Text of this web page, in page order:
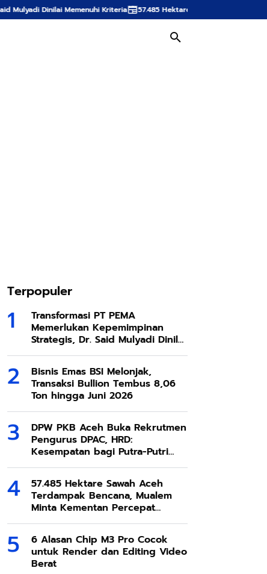
Memenuhi Kriteria 57.485 Hektare Sawah Aceh Terdampak Bencana,
Terpopuler
Transformasi PT PEMA
Memerlukan Kepemimpinan
Strategis, Dr. Said Mulyadi Dinilai
Memenuhi Kriteria
Bisnis Emas BSI Melonjak,
Transaksi Bullion Tembus 8,06
Ton hingga Juni 2026
DPW PKB Aceh Buka Rekrutmen
Pengurus DPAC, HRD:
Kesempatan bagi Putra-Putri
Terbaik Aceh
57.485 Hektare Sawah Aceh
Terdampak Bencana, Mualem
Minta Kementan Percepat
Pemulihan
6 Alasan Chip M3 Pro Cocok
untuk Render dan Editing Video
Berat